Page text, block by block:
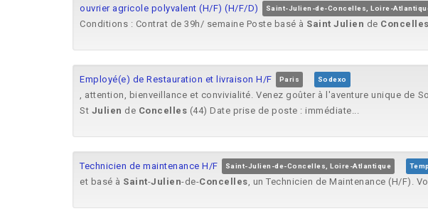
ouvrier agricole polyvalent (H/F) (H/F/D) Saint-Julien-de-Concelles, Loire-
Conditions : Contrat de 39h/ semaine Poste basé à Saint Julien de Concelles
Employé(e) de Restauration et livraison H/F Paris Sodexo
, attention, bienveillance et convivialité. Venez goûter à l'aventure unique de
St Julien de Concelles (44) Date prise de poste : immédiate...
Technicien de maintenance H/F Saint-Julien-de-Concelles, Loire-Atlantique
et basé à Saint-Julien-de-Concelles, un Technicien de Maintenance (H/F).